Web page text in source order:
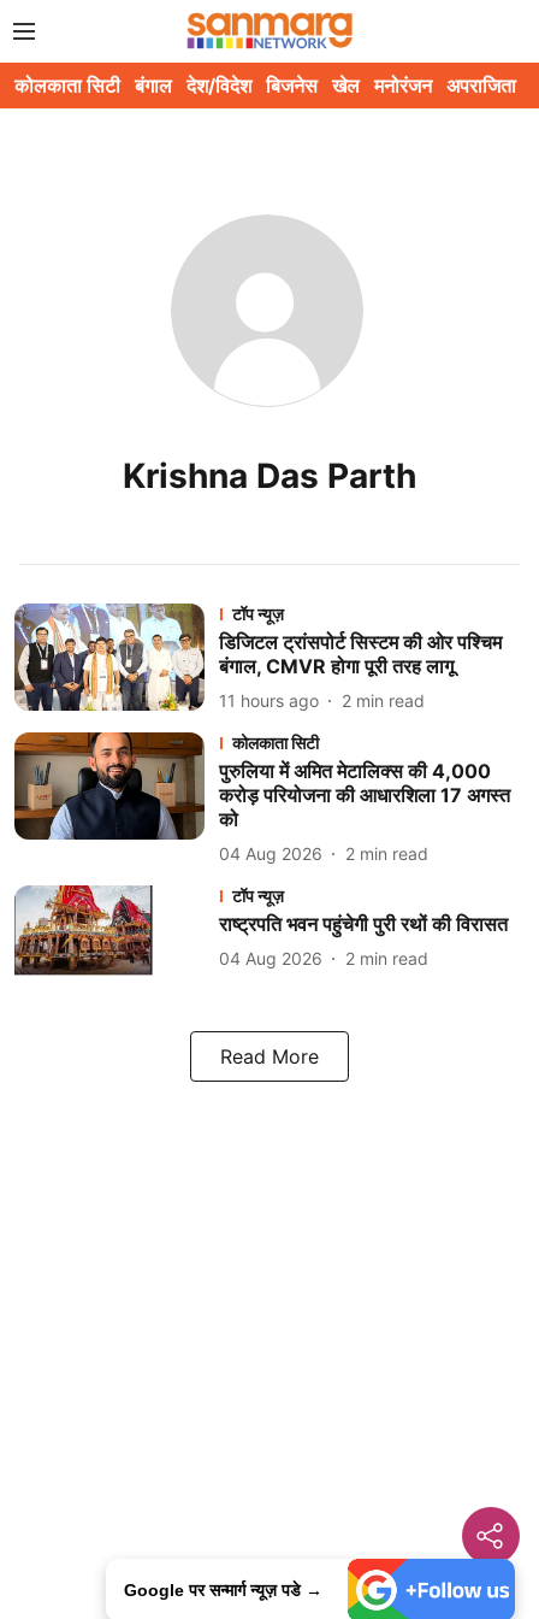
कोलकाता सिटी बंगाल देश/विदेश बिजनेस खेल मनोरंजन अपराजिता
Krishna Das Parth
टॉप न्यूज़
डिजिटल ट्रांसपोर्ट सिस्टम की ओर पश्चिम
बंगाल, CMVR होगा पूरी तरह लागू
11 hours ago 2 min read
कोलकाता सिटी
पुरुलिया में अमित मेटालिक्स की 4,000
करोड़ परियोजना की आधारशिला 17 अगस्त
को
04 Aug 2026 2 min read
टॉप न्यूज़
राष्ट्रपति भवन पहुंचेगी पुरी रथों की विरासत
04 Aug 2026 2 min read
Read More
Google पर सन्मार्ग न्यूज़ पडे →